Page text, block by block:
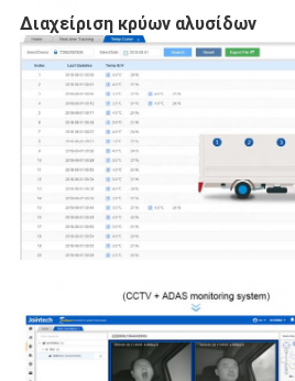
Διαχείριση κρύων αλυσίδων